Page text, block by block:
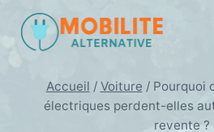
contenu
Accueil / Voiture / Pourquoi
électriques perdent-elles
revente ?